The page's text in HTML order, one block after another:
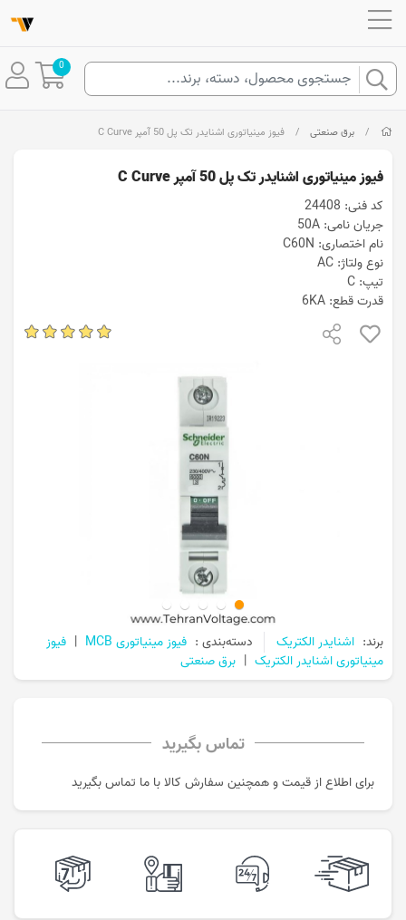
0
/ برق صنعتی / فیوز مینیاتوری اشنایدر تک پل 50 آمپر C Curve
فیوز مینیاتوری اشنایدر تک پل 50 آمپر C Curve
کد فنی: 24408
جریان نامی: 50A
نام اختصاری: C60N
نوع ولتاژ: AC
تیپ: C
قدرت قطع: 6KA
برند: اشنایدر الکتریک دسته‌بندی : فیوز مینیاتوری MCB | فیوز
مینیاتوری اشنایدر الکتریک | برق صنعتی
تماس بگیرید
برای اطلاع از قیمت و همچنین سفارش کالا با ما تماس بگیرید